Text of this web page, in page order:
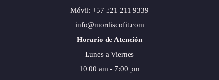
Móvil: +57 321 211 9339
info@mordiscofit.com
Horario de Atención
Lunes a Viernes
10:00 am - 7:00 pm